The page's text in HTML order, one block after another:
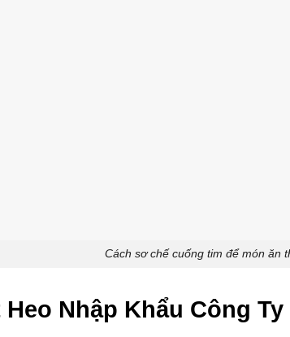
Cách sơ chế cuống tim để món ăn
Nhập Khẩu Công Ty